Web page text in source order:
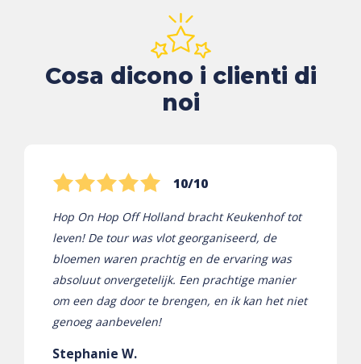
Cosa dicono i clienti di
noi
10/10
Hop On Hop Off Holland bracht Keukenhof tot
leven! De tour was vlot georganiseerd, de
bloemen waren prachtig en de ervaring was
absoluut onvergetelijk. Een prachtige manier
om een ​​dag door te brengen, en ik kan het niet
genoeg aanbevelen!
Stephanie W.